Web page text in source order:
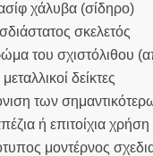
χάλυβα (σίδηρο)
σκελετός
του σχιστόλιθου
δείκτες
των
ή επιτοίχια χρήση
μοντέρνος